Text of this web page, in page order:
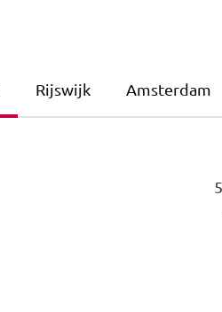
Rijswijk Amsterdam